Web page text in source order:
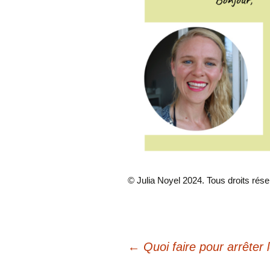
© Julia Noyel 2024. Tous droits
← Quoi faire pour arrêter